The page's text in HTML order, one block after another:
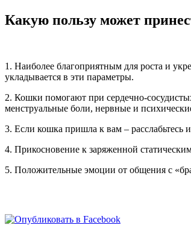
Какую пользу может
1. Наиболее благоприятным для роста и
укладывается в эти параметры.
2. Кошки помогают при сердечно-
менструальные боли, нервные и
3. Если кошка пришла к вам – расслабьтесь
4. Прикосновение к заряженной
5. Положительные эмоции от общения с